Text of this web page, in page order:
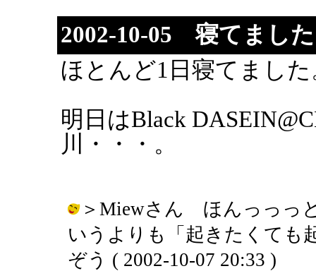
2002-10-05 寝てまし
ほとんど1日寝てまし
明日はBlack
川・・・。
＞Miewさん ほんっっっ
いうよりも「起きたくても
ぞう ( 2002-10-07 20:33 )